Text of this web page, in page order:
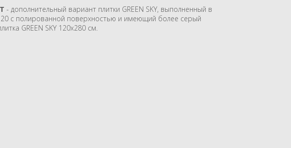
- дополнительный вариант плитки GREEN SKY, выполненный в
с полированной поверхностью и имеющий более серый
GREEN SKY 120x280 см.